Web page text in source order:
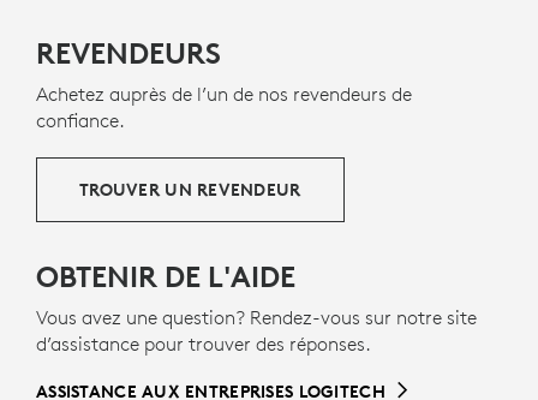
REVENDEURS
Achetez auprès de l’un de nos revendeurs de
confiance.
TROUVER UN REVENDEUR
OBTENIR DE L'AIDE
Vous avez une question? Rendez-vous sur notre site
d’assistance pour trouver des réponses.
ASSISTANCE AUX ENTREPRISES LOGITECH